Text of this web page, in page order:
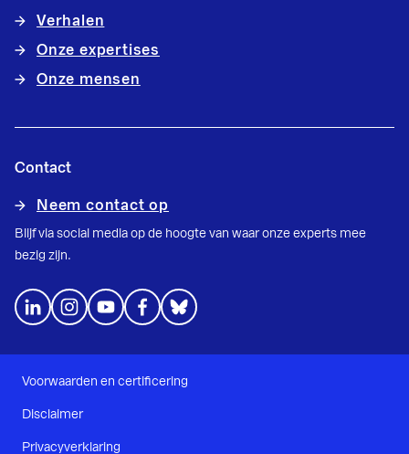
Verhalen
Onze expertises
Onze mensen
Contact
Neem contact op
Blijf via social media op de hoogte van waar onze experts mee
bezig zijn.
Voorwaarden en certificering
Disclaimer
Privacyverklaring